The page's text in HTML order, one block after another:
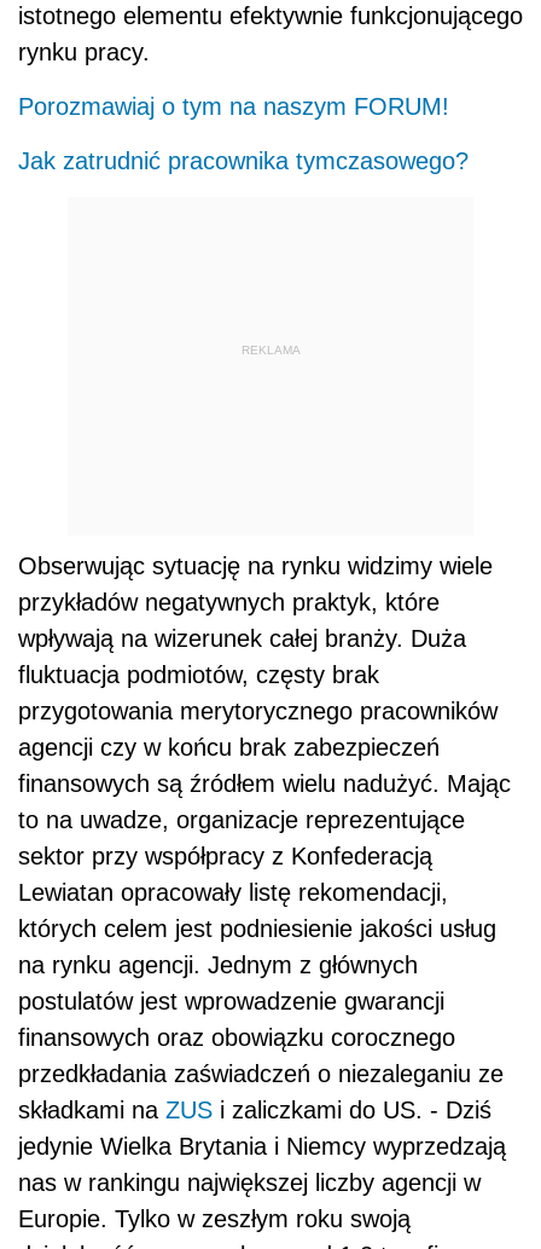
istotnego elementu efektywnie funkcjonującego
rynku pracy.
Porozmawiaj o tym na naszym FORUM!
Jak zatrudnić pracownika tymczasowego?
REKLAMA
Obserwując sytuację na rynku widzimy wiele
przykładów negatywnych praktyk, które
wpływają na wizerunek całej branży. Duża
fluktuacja podmiotów, częsty brak
przygotowania merytorycznego pracowników
agencji czy w końcu brak zabezpieczeń
finansowych są źródłem wielu nadużyć. Mając
to na uwadze, organizacje reprezentujące
sektor przy współpracy z Konfederacją
Lewiatan opracowały listę rekomendacji,
których celem jest podniesienie jakości usług
na rynku agencji. Jednym z głównych
postulatów jest wprowadzenie gwarancji
finansowych oraz obowiązku corocznego
przedkładania zaświadczeń o niezaleganiu ze
składkami na ZUS i zaliczkami do US. - Dziś
jedynie Wielka Brytania i Niemcy wyprzedzają
nas w rankingu największej liczby agencji w
Europie. Tylko w zeszłym roku swoją